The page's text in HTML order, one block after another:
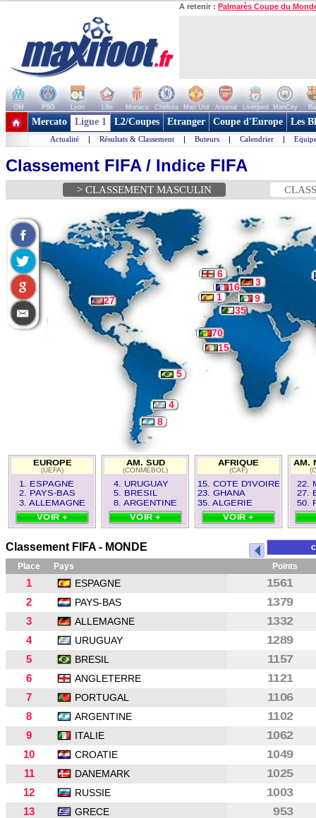
A retenir : Palmarès Coupe du
OM PSG Lyon Lille Monaco Chelsea Man Utd Arsenal Liverpool ManCity
+ de clubs
Mercato Ligue 1 L2/Coupes Etranger Coupe d'Europe Les
Actualité | Résultats & Classement | Buteurs | Calendrier |
Classement FIFA / Indice FIFA
> CLASSEMENT MASCULIN
27
6
16
3
1
9
4
5
8
15
70
35
EUROPE
(UEFA)
1. ESPAGNE
2. PAYS-BAS
3. ALLEMAGNE
VOIR +
AM. SUD
(CONMEBOL)
4. URUGUAY
5. BRESIL
8. ARGENTINE
VOIR +
AFRIQUE
(CAF)
15. COTE D'IVOIRE
23. GHANA
35. ALGERIE
VOIR +
AM.
22.
27.
50.
Classement FIFA - MONDE
Place
Pays Points
1 ESPAGNE
1561
2
PAYS-BAS
1379
3
ALLEMAGNE
1332
4
URUGUAY
1289
5
BRESIL
1157
6
ANGLETERRE
1121
7
PORTUGAL
1106
8
ARGENTINE
1102
9
ITALIE
1062
10
CROATIE
1049
11
DANEMARK
1025
12
RUSSIE
1003
13
GRECE
953